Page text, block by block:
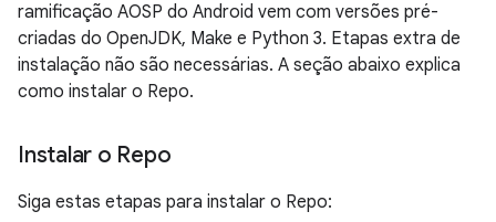
ramificação AOSP do Android vem com versões pré-
criadas do OpenJDK, Make e Python 3. Etapas extra de
instalação não são necessárias. A seção abaixo explica
como instalar o Repo.
Instalar o Repo
Siga estas etapas para instalar o Repo: